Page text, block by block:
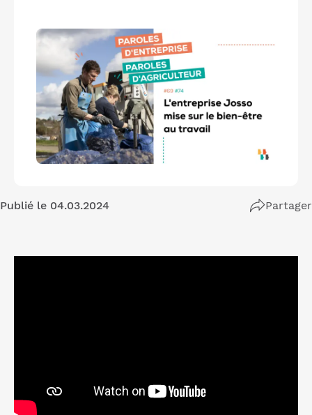
Publié le 04.03.2024 Partager